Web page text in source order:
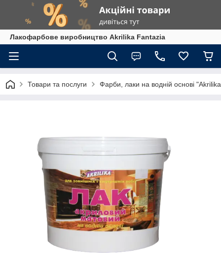
Лакофарбове виробництво Akrilika Fantazia
Товари та послуги Фарби, лаки на водній основі